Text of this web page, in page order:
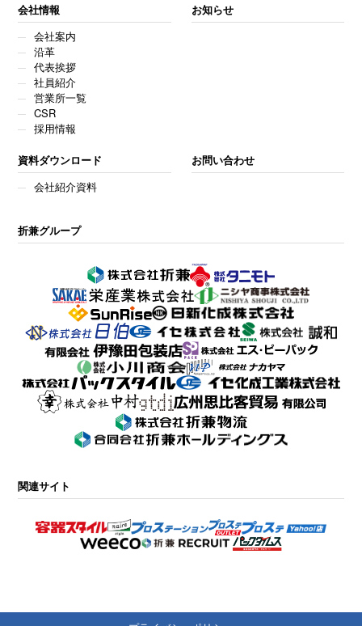
会社情報
会社案内
沿革
代表挨拶
社員紹介
営業所一覧
CSR
採用情報
お知らせ
資料ダウンロード
会社紹介資料
お問い合わせ
折兼グループ
関連サイト